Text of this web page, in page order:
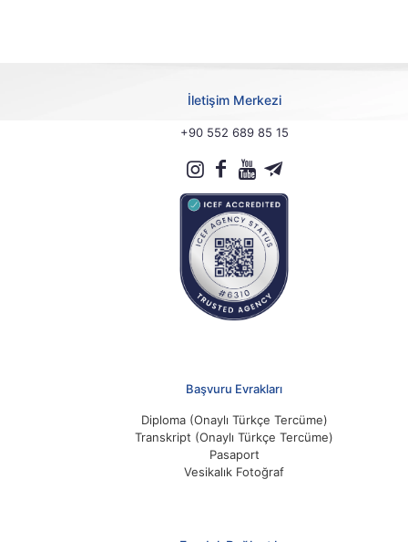
İletişim Merkezi
+90 552 689 85 15
Başvuru Evrakları
Diploma (Onaylı Türkçe Tercüme)
Transkript (Onaylı Türkçe Tercüme)
Pasaport
Vesikalık Fotoğraf